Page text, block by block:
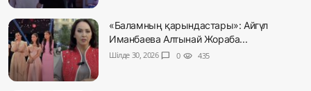
«Баламның қарындастары»: Айгүл
Иманбаева Алтынай Жораба...
Шілде 30, 2026 chat_bubble 0 visibility 435